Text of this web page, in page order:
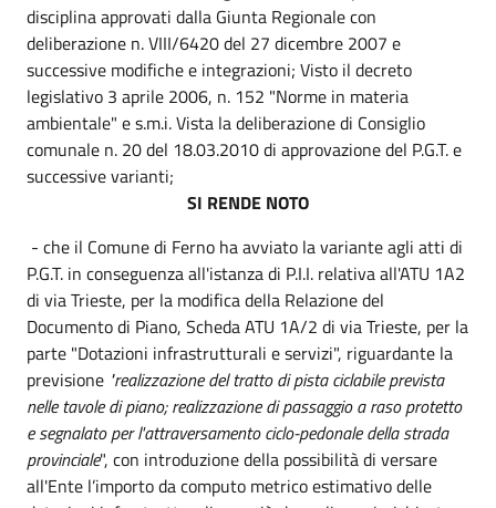
disciplina approvati dalla Giunta Regionale con
deliberazione n. VIII/6420 del 27 dicembre 2007 e
successive modifiche e integrazioni; Visto il decreto
legislativo 3 aprile 2006, n. 152 "Norme in materia
ambientale" e s.m.i. Vista la deliberazione di Consiglio
comunale n. 20 del 18.03.2010 di approvazione del P.G.T. e
successive varianti;
SI RENDE NOTO
- che il Comune di Ferno ha avviato la variante agli atti di
P.G.T. in conseguenza all'istanza di P.I.I. relativa all'ATU 1A2
di via Trieste, per la modifica della Relazione del
Documento di Piano, Scheda ATU 1A/2 di via Trieste, per la
parte "Dotazioni infrastrutturali e servizi", riguardante la
previsione "realizzazione del tratto di pista ciclabile prevista
nelle tavole di piano; realizzazione di passaggio a raso protetto
e segnalato per l'attraversamento ciclo-pedonale della strada
provinciale", con introduzione della possibilità di versare
all'Ente l’importo da computo metrico estimativo delle